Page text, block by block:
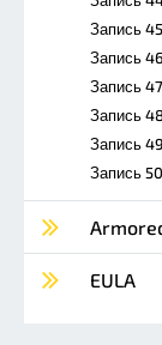
Запись 45
Запись 46
Запись 47
Запись 48
Запись 49
Запись 50
EULA